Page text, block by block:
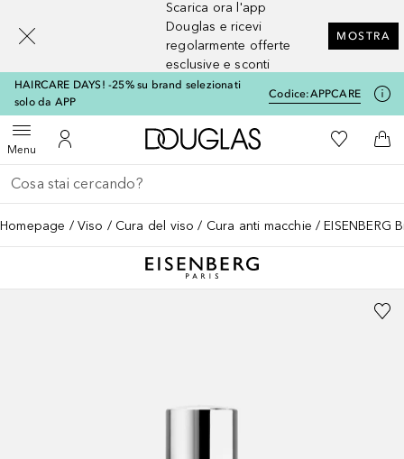
Scarica ora l'app
Douglas e ricevi
regolarmente offerte
esclusive e sconti
MOSTRA
HAIRCARE DAYS! -25% su brand selezionati
solo da APP
Codice:APPCARE
MenuApri menuAl Mio Account
A Douglas HomeAlla Mia
Al
Torna indietro
Esegui ricerca
Homepage Viso Cura del viso Cura anti macchie EISENBERG
[navigation.slideout.screenreader]